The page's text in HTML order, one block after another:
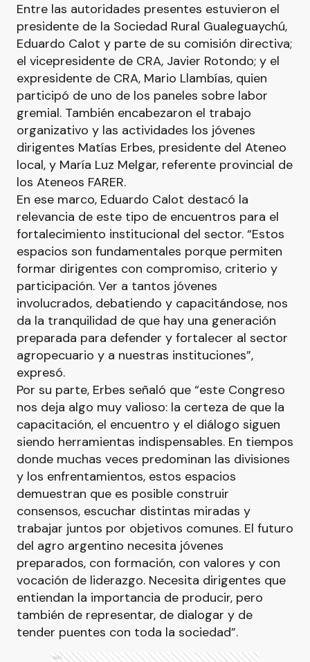
Entre las autoridades presentes estuvieron el
presidente de la Sociedad Rural Gualeguaychú,
Eduardo Calot y parte de su comisión directiva;
el vicepresidente de CRA, Javier Rotondo; y el
expresidente de CRA, Mario Llambías, quien
participó de uno de los paneles sobre labor
gremial. También encabezaron el trabajo
organizativo y las actividades los jóvenes
dirigentes Matías Erbes, presidente del Ateneo
local, y María Luz Melgar, referente provincial de
los Ateneos FARER.
En ese marco, Eduardo Calot destacó la
relevancia de este tipo de encuentros para el
fortalecimiento institucional del sector. “Estos
espacios son fundamentales porque permiten
formar dirigentes con compromiso, criterio y
participación. Ver a tantos jóvenes
involucrados, debatiendo y capacitándose, nos
da la tranquilidad de que hay una generación
preparada para defender y fortalecer al sector
agropecuario y a nuestras instituciones”,
expresó.
Por su parte, Erbes señaló que “este Congreso
nos deja algo muy valioso: la certeza de que la
capacitación, el encuentro y el diálogo siguen
siendo herramientas indispensables. En tiempos
donde muchas veces predominan las divisiones
y los enfrentamientos, estos espacios
demuestran que es posible construir
consensos, escuchar distintas miradas y
trabajar juntos por objetivos comunes. El futuro
del agro argentino necesita jóvenes
preparados, con formación, con valores y con
vocación de liderazgo. Necesita dirigentes que
entiendan la importancia de producir, pero
también de representar, de dialogar y de
tender puentes con toda la sociedad”.
Ads